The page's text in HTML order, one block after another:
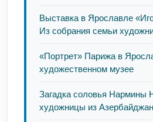
Выставка в Ярославле
Из собрания семьи
«Портрет» Парижа в
художественном музее
Загадка соловья Нармины
художницы из